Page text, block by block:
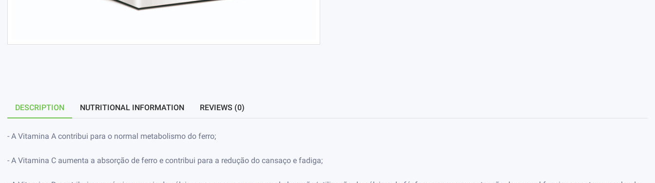
DESCRIPTION NUTRITIONAL INFORMATION REVIEWS (0)
- A Vitamina A contribui para o normal metabolismo do ferro;
- A Vitamina C aumenta a absorção de ferro e contribui para a redução do cansaço e fadiga;